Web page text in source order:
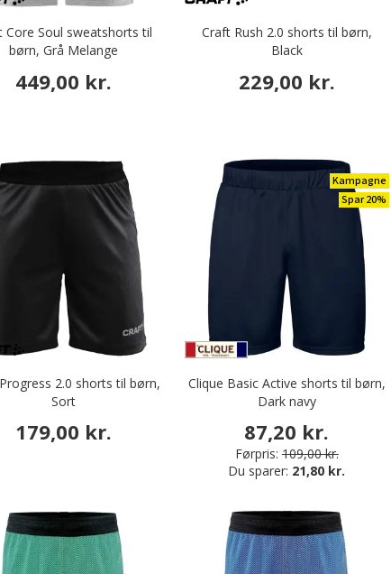
Core Soul sweatshorts til
børn, Grå Melange
449,00 kr.
Craft Rush 2.0 shorts til børn,
Black
229,00 kr.
2.0 shorts til børn,
Sort
179,00 kr.
Kampagne
Spar 20%
Clique Basic Active shorts til børn,
Dark navy
87,20 kr.
Førpris: 109,00 kr.
Du sparer: 21,80 kr.